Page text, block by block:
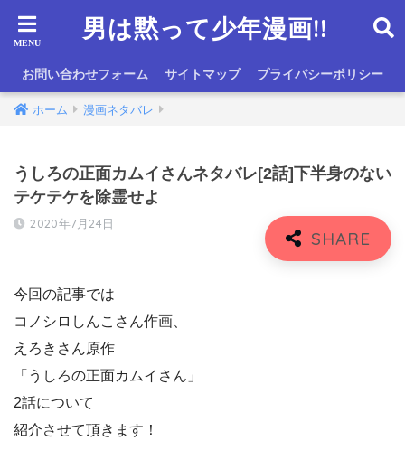
男は黙って少年漫画!!
お問い合わせフォーム サイトマップ プライバシーポリシー
ホーム 漫画ネタバレ
うしろの正面カムイさんネタバレ[2話]下半身のない
テケテケを除霊せよ
2020年7月24日
今回の記事では
コノシロしんこさん作画、
えろきさん原作
「うしろの正面カムイさん」
2話について
紹介させて頂きます！